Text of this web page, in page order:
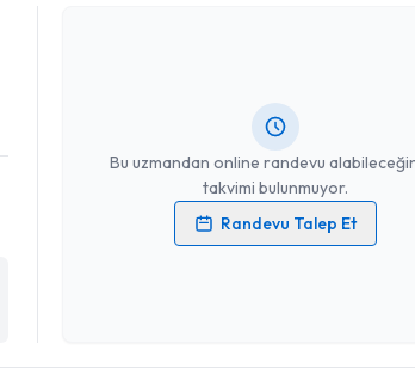
Bu uzmandan online randevu
takvimi bulunmuyor.
Randevu Talep Et
Kişisel verilerimin işlenmesine ilişkin